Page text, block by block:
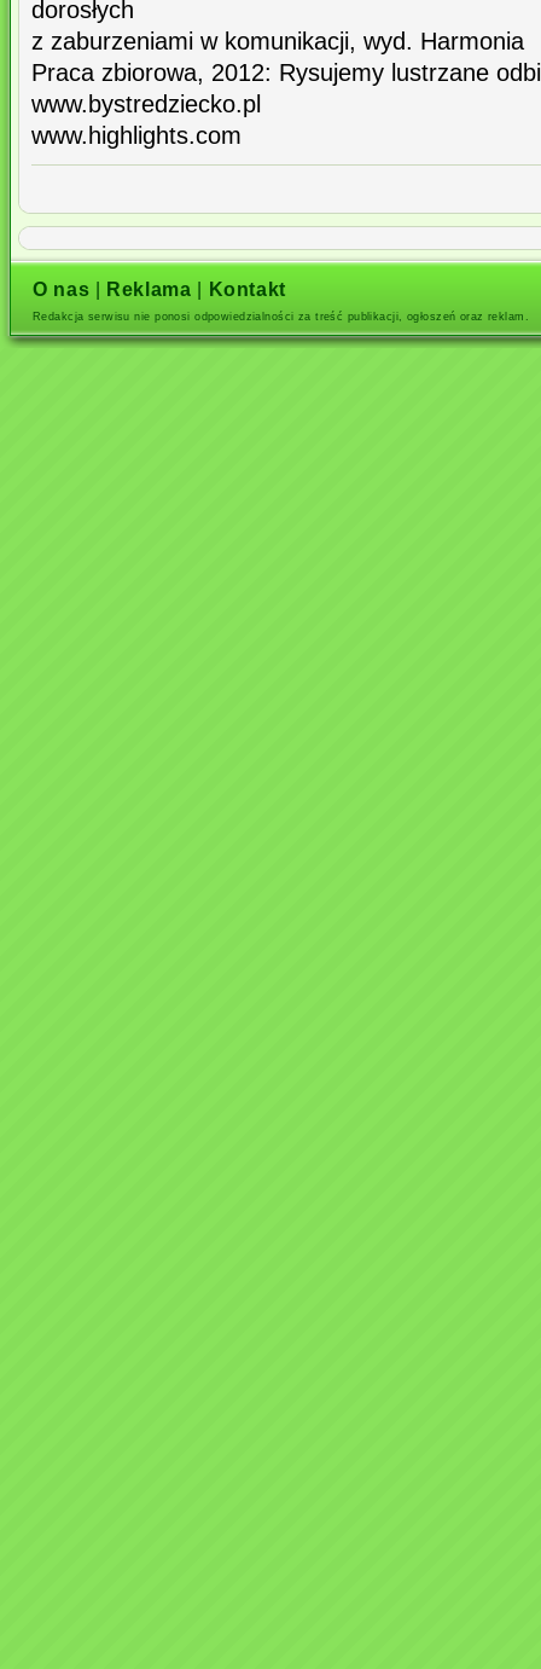
dorosłych
z zaburzeniami w komunikacji, wyd. Harmonia
Praca zbiorowa, 2012: Rysujemy lustrzane
www.bystredziecko.pl
www.highlights.com
O nas Reklama Kontakt
Redakcja serwisu nie ponosi odpowiedzialności za treść publikacji, ogłoszeń oraz reklam.